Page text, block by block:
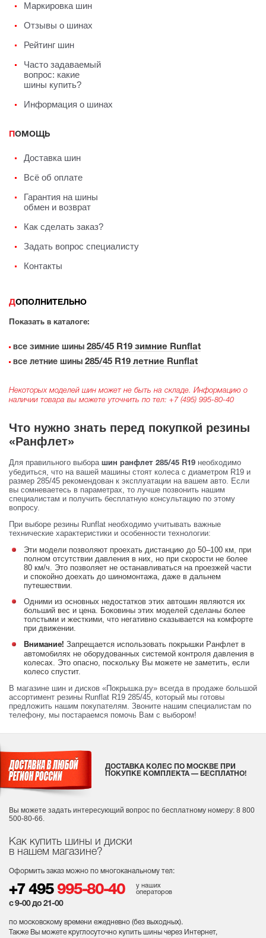
Маркировка шин
Отзывы о шинах
Рейтинг шин
Часто задаваемый
вопрос: какие
шины купить?
Информация о шинах
ПОМОЩЬ
Доставка шин
Всё об оплате
Гарантия на шины
обмен и возврат
Как сделать заказ?
Задать вопрос специалисту
Контакты
ДОПОЛНИТЕЛЬНО
Показать в каталоге:
все зимние шины 285/45 R19 зимние Runflat
все летние шины 285/45 R19 летние Runflat
Некоторых моделей шин может не быть на складе. Информацию о
наличии товара вы можете уточнить по тел: +7 (495) 995-80-40
Что нужно знать перед покупкой резины
«Ранфлет»
Для правильного выбора шин ранфлет 285/45 R19 необходимо
убедиться, что на вашей машины стоят колеса с диаметром R19 и
размер 285/45 рекомендован к эксплуатации на вашем авто. Если
вы сомневаетесь в параметрах, то лучше позвонить нашим
специалистам и получить бесплатную консультацию по этому
вопросу.
При выборе резины Runflat необходимо учитывать важные
технические характеристики и особенности технологии:
Эти модели позволяют проехать дистанцию до 50–100 км, при
полном отсутствии давления в них, но при скорости не более
80 км/ч. Это позволяет не останавливаться на проезжей части
и спокойно доехать до шиномонтажа, даже в дальнем
путешествии.
Одними из основных недостатков этих автошин являются их
больший вес и цена. Боковины этих моделей сделаны более
толстыми и жесткими, что негативно сказывается на комфорте
при движении.
Внимание! Запрещается использовать покрышки Ранфлет в
автомобилях не оборудованных системой контроля давления в
колесах. Это опасно, поскольку Вы можете не заметить, если
колесо спустит.
В магазине шин и дисков «Покрышка.ру» всегда в продаже большой
ассортимент резины Runflat R19 285/45, который мы готовы
предложить нашим покупателям. Звоните нашим специалистам по
телефону, мы постараемся помочь Вам с выбором!
Как купить шины и диски
в нашем магазине?
Оформить заказ можно по многоканальному тел:
+7 495 995-80-40
у наших
операторов
с 9-00 до 21-00
по московскому времени ежедневно (без выходных).
Также Вы можете круглосуточно купить шины через Интернет,
ДОСТАВКА КОЛЕС ПО МОСКВЕ ПРИ
ПОКУПКЕ КОМПЛЕКТА — БЕСПЛАТНО!
Вы можете задать интересующий вопрос по бесплатному номеру: 8 800
500-80-66.